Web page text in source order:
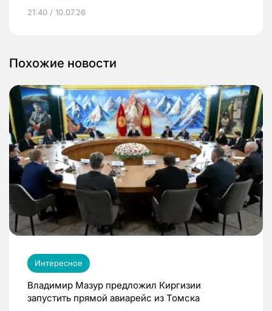
21:40 / 10.07.26
Похожие новости
Интересное
Владимир Мазур предложил Киргизии
запустить прямой авиарейс из Томска